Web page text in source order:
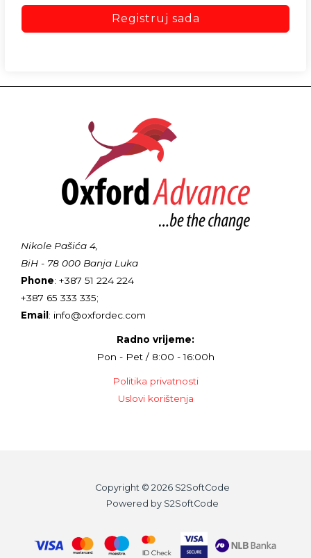
Registruj sada
Nikole Pašića 4,
BiH - 78 000 Banja Luka
Phone: +387 51 224 224
+387 65 333 335;
Email : info@oxfordec.com
Radno vrijeme:
Pon - Pet / 8:00 - 16:00h
Politika privatnosti
Uslovi korištenja
Copyright © 2026 S2SoftCode
Powered by S2SoftCode